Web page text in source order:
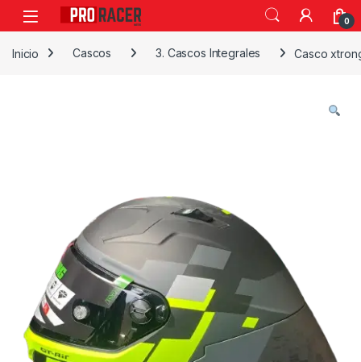
0
Inicio Cascos 3. Cascos Integrales Casco